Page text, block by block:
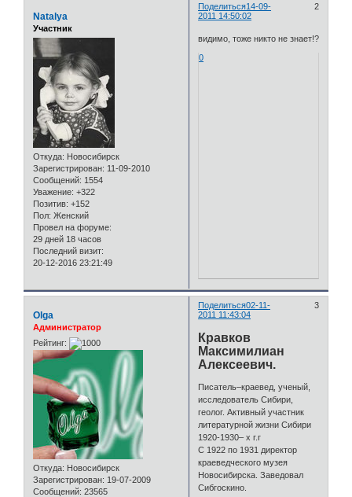
Поделиться 2
14-09-
2011 14:50:02
Natalya
Участник
Откуда: Новосибирск
Зарегистрирован: 11-09-2010
Сообщений: 1554
Уважение: +322
Позитив: +152
Пол: Женский
Провел на форуме:
29 дней 18 часов
Последний визит:
20-12-2016 23:21:49
видимо, тоже никто не знает!?
0
Поделиться 3
02-11-
2011 11:43:04
Olga
Администратор
Рейтинг:
Откуда: Новосибирск
Зарегистрирован: 19-07-2009
Сообщений: 23565
Кравков
Максимилиан
Алексеевич.
Писатель–краевед, ученый,
исследователь Сибири,
геолог. Активный участник
литературной жизни Сибири
1920-1930– х г.г
С 1922 по 1931 директор
краеведческого музея
Новосибирска. Заведовал
Сибгоскино.